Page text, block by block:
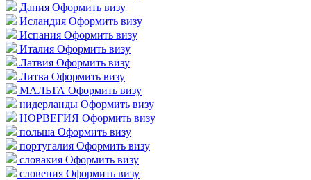
Дания Оформить визу
Исландия Оформить визу
Испания Оформить визу
Италия Оформить визу
Латвия Оформить визу
Литва Оформить визу
МАЛЬТА Оформить визу
нидерланды Оформить визу
НОРВЕГИЯ Оформить визу
польша Оформить визу
португалия Оформить визу
словакия Оформить визу
словения Оформить визу